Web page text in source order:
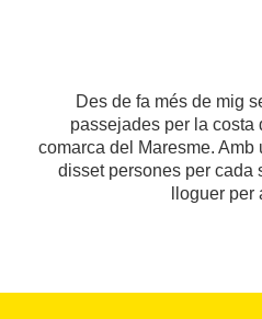
Des de fa més de mig
passejades per la costa
comarca del Maresme.
disset persones per cada
lloguer per